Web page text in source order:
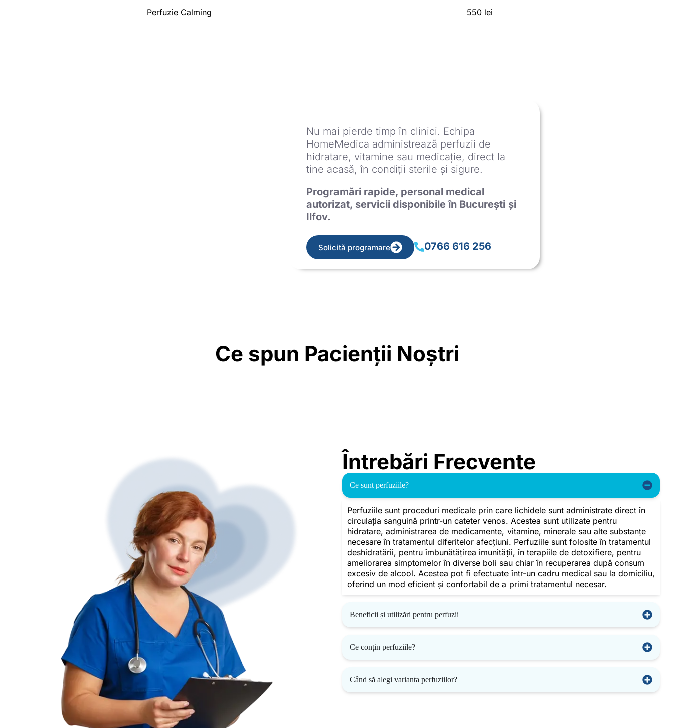
Perfuzie Calming 550 lei
Nu mai pierde timp în clinici. Echipa
HomeMedica administrează perfuzii de
hidratare, vitamine sau medicație, direct la
tine acasă, în condiții sterile și sigure.
Programări rapide, personal medical
autorizat, servicii disponibile în București și
Ilfov.
Solicită programare 0766 616 256
Ce spun Pacienții Noștri
Întrebări Frecvente
Ce sunt perfuziile?
Perfuziile sunt proceduri medicale prin care lichidele sunt administrate direct în
circulația sanguină printr-un cateter venos. Acestea sunt utilizate pentru
hidratare, administrarea de medicamente, vitamine, minerale sau alte substanțe
necesare în tratamentul diferitelor afecțiuni. Perfuziile sunt folosite în tratamentul
deshidratării, pentru îmbunătățirea imunității, în terapiile de detoxifiere, pentru
ameliorarea simptomelor în diverse boli sau chiar în recuperarea după consum
excesiv de alcool. Acestea pot fi efectuate într-un cadru medical sau la domiciliu,
oferind un mod eficient și confortabil de a primi tratamentul necesar.
Beneficii și utilizări pentru perfuzii
Ce conțin perfuziile?
Când să alegi varianta perfuziilor?